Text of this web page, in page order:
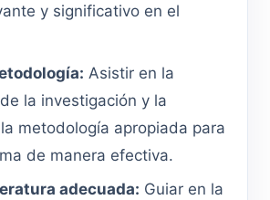
y significativo en el
Asistir en la
la investigación y la
metodología apropiada para
de manera efectiva.
adecuada: Guiar en la